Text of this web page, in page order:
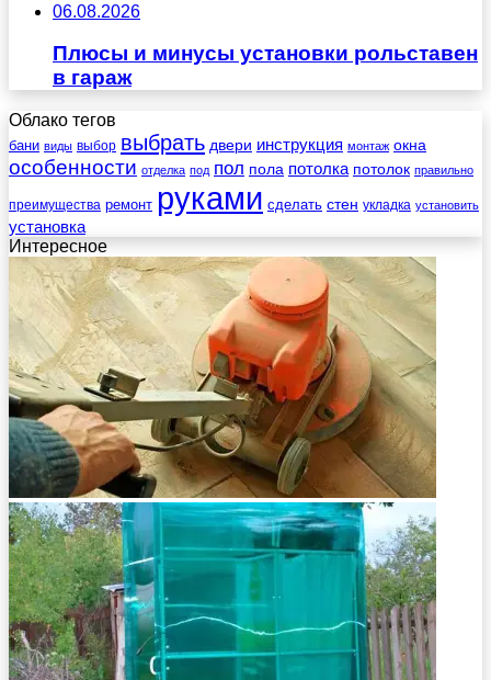
06.08.2026
Плюсы и минусы установки рольставен
в гараж
Облако тегов
бани виды выбор выбрать двери инструкция монтаж окна
особенности отделка под пол пола потолка потолок правильно
преимущества ремонт руками сделать стен укладка установить
установка
Интересное